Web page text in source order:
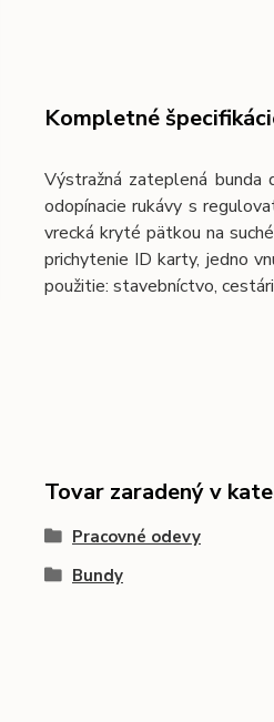
Kompletné
Výstražná zateplená
odopínacie rukávy s
vrecká kryté pätkou na
prichytenie ID karty, jedno
použitie: stavebníctvo,
Tovar zaradený v
Pracovné odevy
Bundy